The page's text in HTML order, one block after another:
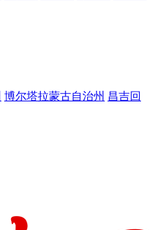
博尔塔拉蒙古自治州 昌吉回